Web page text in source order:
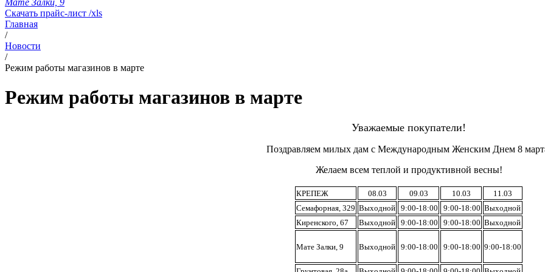
Скачать прайс-лист /xls
Главная
/
Новости
/
Режим работы магазинов в марте
Режим работы магазинов в марте
Уважаемые покупатели!
Поздравляем милых дам с Международным Женским Днем 8
Желаем всем теплой и продуктивной весны!
КРЕПЕЖ 08.03 09.03 10.03
11.03
Семафорная, 329 Выходной 9:00-18:00 9:00-18:00 Выходной
Киренского, 67
Выходной 9:00-18:00 9:00-18:00 Выходной
Мате Залки, 9 Выходной 9:00-18:00 9:00-18:00 9:00-18:00